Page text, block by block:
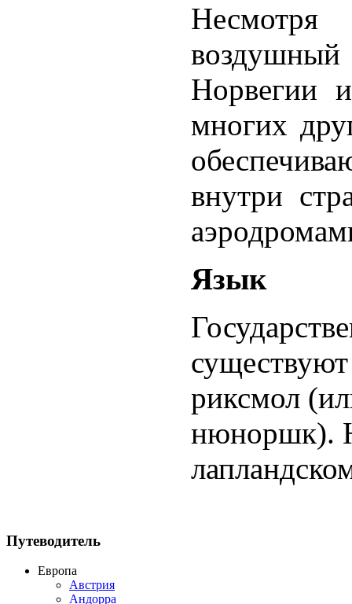
Несмотря
Норвегии
многих
внутри
Язык
риксмол
нюноршк).
Путеводитель
Европа
Австрия
Андорра